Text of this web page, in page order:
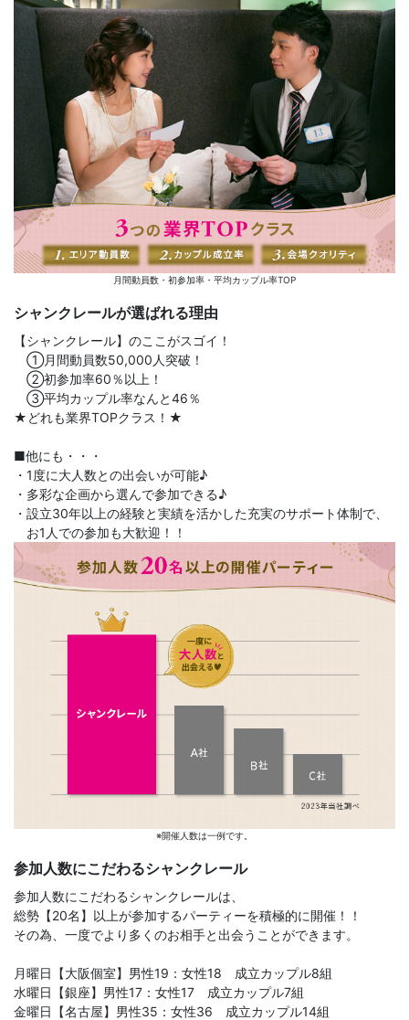
月間動員数・初参加率・平均カップル率TOP
シャンクレールが選ばれる理由
【シャンクレール】のここがスゴイ！
①月間動員数50,000人突破！
②初参加率60％以上！
③平均カップル率なんと46％
★どれも業界TOPクラス！★
■他にも・・・
・1度に大人数との出会いが可能♪
・多彩な企画から選んで参加できる♪
・設立30年以上の経験と実績を活かした充実のサポート体制で、
お1人での参加も大歓迎！！
※開催人数は一例です。
参加人数にこだわるシャンクレール
参加人数にこだわるシャンクレールは、
総勢【20名】以上が参加するパーティーを積極的に開催！！
その為、一度でより多くのお相手と出会うことができます。
月曜日【大阪個室】男性19：女性18 成立カップル8組
水曜日【銀座】男性17：女性17 成立カップル7組
金曜日【名古屋】男性35：女性36 成立カップル14組